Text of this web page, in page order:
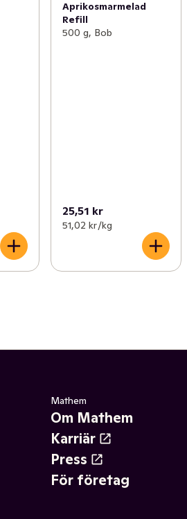
Aprikosmarmelad
Refill
500 g, Bob
25,51 kr
51,02 kr /kg
Mathem
Om Mathem
Karriär
Press
För företag